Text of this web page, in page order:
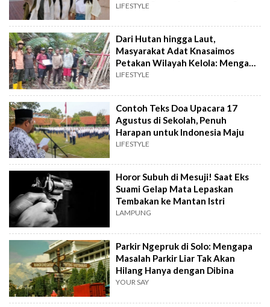
LIFESTYLE
Dari Hutan hingga Laut,
Masyarakat Adat Knasaimos
Petakan Wilayah Kelola: Mengapa
Ini Penting?
LIFESTYLE
Contoh Teks Doa Upacara 17
Agustus di Sekolah, Penuh
Harapan untuk Indonesia Maju
LIFESTYLE
Horor Subuh di Mesuji! Saat Eks
Suami Gelap Mata Lepaskan
Tembakan ke Mantan Istri
LAMPUNG
Parkir Ngepruk di Solo: Mengapa
Masalah Parkir Liar Tak Akan
Hilang Hanya dengan Dibina
YOUR SAY